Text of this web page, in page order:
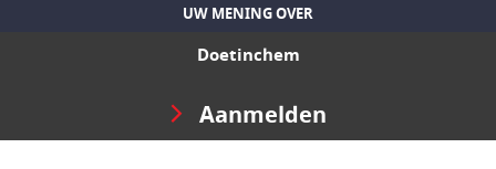
UW MENING OVER
Doetinchem
Aanmelden